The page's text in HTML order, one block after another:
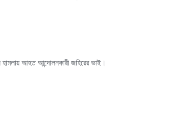
হামলায় আহত আন্দোলনকারী জহিরের ভাই।